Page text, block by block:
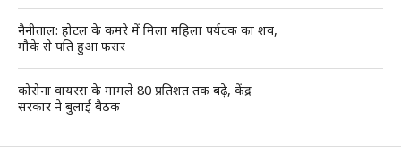
नैनीताल: होटल के कमरे में मिला महिला पर्यटक का शव,
मौके से पति हुआ फरार
कोरोना वायरस के मामले 80 प्रतिशत तक बढ़े, केंद्र
सरकार ने बुलाई बैठक